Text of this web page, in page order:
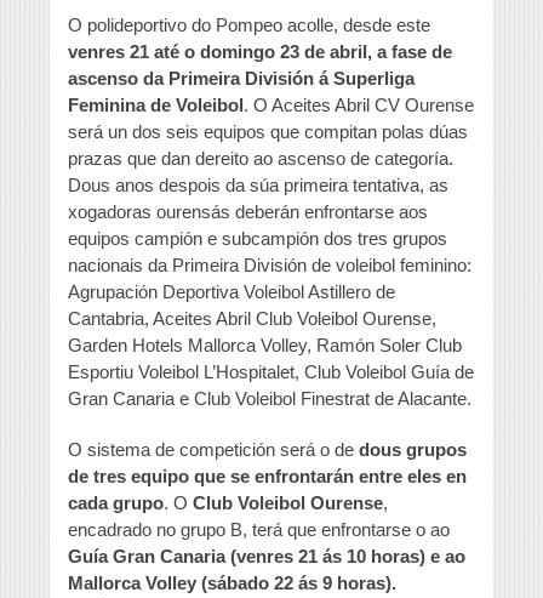
O polideportivo do Pompeo acolle, desde este
venres 21 até o domingo 23 de abril, a fase de
ascenso da Primeira División á Superliga
Feminina de Voleibol. O Aceites Abril CV Ourense
será un dos seis equipos que compitan polas dúas
prazas que dan dereito ao ascenso de categoría.
Dous anos despois da súa primeira tentativa, as
xogadoras ourensás deberán enfrontarse aos
equipos campión e subcampión dos tres grupos
nacionais da Primeira División de voleibol feminino:
Agrupación Deportiva Voleibol Astillero de
Cantabria, Aceites Abril Club Voleibol Ourense,
Garden Hotels Mallorca Volley, Ramón Soler Club
Esportiu Voleibol L’Hospitalet, Club Voleibol Guía de
Gran Canaria e Club Voleibol Finestrat de Alacante.
O sistema de competición será o de dous grupos
de tres equipo que se enfrontarán entre eles en
cada grupo. O Club Voleibol Ourense,
encadrado no grupo B, terá que enfrontarse o ao
Guía Gran Canaria (venres 21 ás 10 horas) e ao
Mallorca Volley (sábado 22 ás 9 horas).